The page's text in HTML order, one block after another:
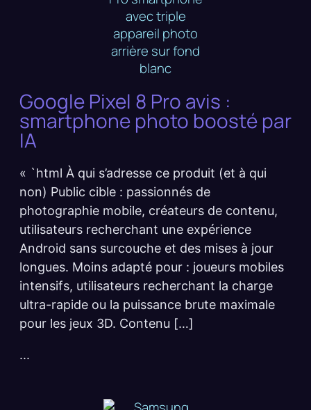
Google Pixel 8 Pro avis :
smartphone photo boosté par
IA
« `html À qui s’adresse ce produit (et à qui
non) Public cible : passionnés de
photographie mobile, créateurs de contenu,
utilisateurs recherchant une expérience
Android sans surcouche et des mises à jour
longues. Moins adapté pour : joueurs mobiles
intensifs, utilisateurs recherchant la charge
ultra-rapide ou la puissance brute maximale
pour les jeux 3D. Contenu […]
...